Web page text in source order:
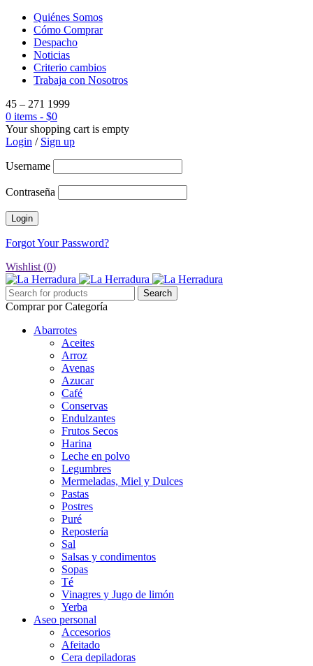
Quiénes Somos
Cómo Comprar
Despacho
Noticias
Criterio cambios
Trabaja con Nosotros
45 – 271 1999
0 items - $0
Your shopping cart is empty
Login / Sign up
Username
Contraseña
Forgot Your Password?
Wishlist (0)
Comprar por Categoría
Abarrotes
Aceites
Arroz
Avenas
Azucar
Café
Conservas
Endulzantes
Frutos Secos
Harina
Leche en polvo
Legumbres
Mermeladas, Miel y Dulces
Pastas
Postres
Puré
Repostería
Sal
Salsas y condimentos
Sopas
Té
Vinagres y Jugo de limón
Yerba
Aseo personal
Accesorios
Afeitado
Cera depiladoras